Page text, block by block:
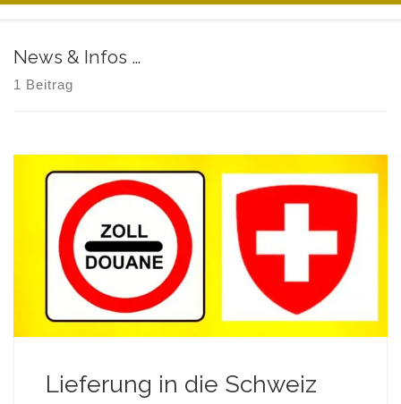
News & Infos …
1 Beitrag
Lieferung in die Schweiz